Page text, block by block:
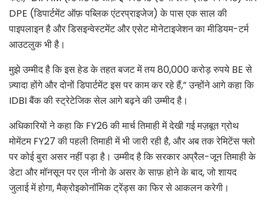
DPE (डिपार्टमेंट ऑफ़ पब्लिक एंटरप्राइजेज) के पास एक साल की
पाइपलाइन है और डिसइन्वेस्टमेंट और एसेट मोनेटाइजेशन का मीडियम-टर्म
आउटलुक भी है।
मुझे उम्मीद है कि इस हेड के तहत बजट में तय 80,000 करोड़ रुपये BE से
ज़्यादा होंगे और दोनों डिपार्टमेंट इस पर काम कर रहे हैं,” उन्होंने आगे कहा कि
IDBI बैंक की स्ट्रेटेजिक सेल आगे बढ़ने की उम्मीद है।
अधिकारियों ने कहा कि FY26 की मार्च तिमाही में देखी गई मज़बूत ग्रोथ
मोमेंटम FY27 की पहली तिमाही में भी जारी रही है, और अब तक रेमिटेंस फ्लो
पर कोई बुरा असर नहीं पड़ा है। उम्मीद है कि सरकार अप्रैल-जून तिमाही के
डेटा और मॉनसून पर एल नीनो के असर के साफ़ होने के बाद, जो शायद
जुलाई में होगा, मैक्रोइकोनॉमिक ट्रेंड्स का फिर से आकलन करेगी।